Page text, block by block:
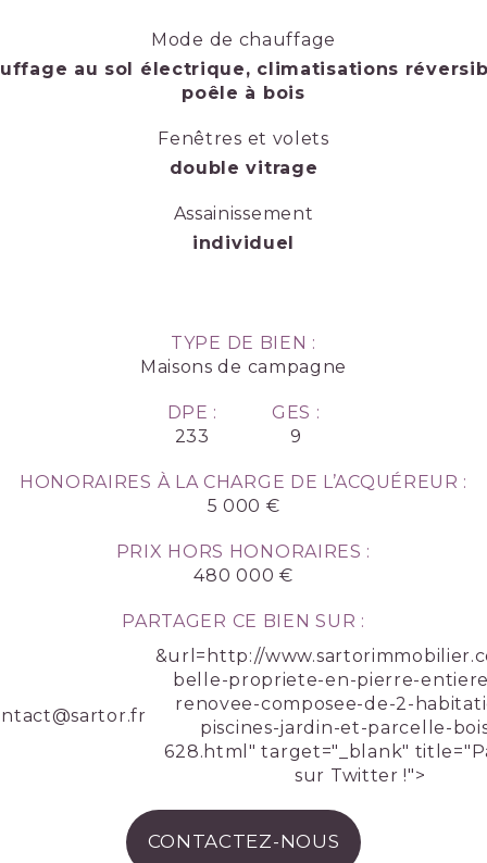
Mode de chauffage
au sol électrique, climatisations
poêle à bois
Fenêtres et volets
double vitrage
Assainissement
individuel
TYPE DE BIEN :
Maisons de campagne
DPE :
233
GES :
9
HONORAIRES À LA CHARGE DE L’ACQUÉREUR :
5 000 €
PRIX HORS HONORAIRES :
480 000 €
PARTAGER CE BIEN SUR :
&url=http://
belle-propriete-en-pierre-
renovee-composee-de-2-
piscines-jardin-et-parcelle-
628.html" target="_blank"
sur Twitter !">
CONTACTEZ-NOUS